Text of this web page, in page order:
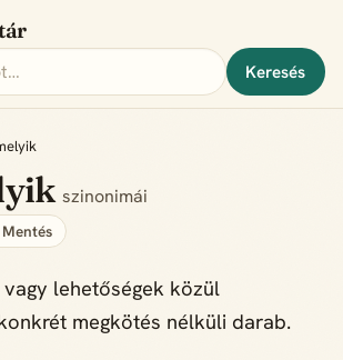
Keresés
szinonimái
lehetőségek közül
megkötés nélküli darab.